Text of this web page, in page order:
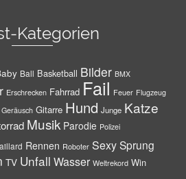
Kategorien
Ball Basketball Bilder BMX
Erschrecken Fahrrad Fail Feuer Flugzeug
Geräusch Gitarre Hund Junge Katze
Musik Parodie Polizei
Rennen Roboter SexySprung
TV Unfall Wasser Weltrekord Win